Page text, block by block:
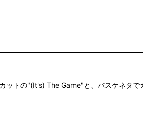
トの"(It's) The Game"と、バスケネタで